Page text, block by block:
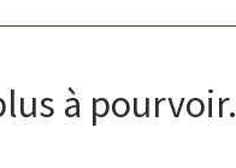
à pourvoir.